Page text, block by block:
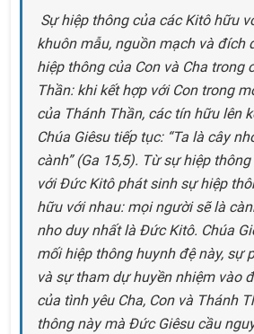
Sự hiệp thông của các Kitô hữu
khuôn mẫu, nguồn mạch và đích
hiệp thông của Con và Cha trong
Thần: khi kết hợp với Con trong
của Thánh Thần, các tín hữu lên
Chúa Giêsu tiếp tục: “Ta là cây
cành” (Ga 15,5). Từ sự hiệp
với Đức Kitô phát sinh sự hiệp
hữu với nhau: mọi người sẽ là
nho duy nhất là Đức Kitô. Chúa
mối hiệp thông huynh đệ này, sự
và sự tham dự huyền nhiệm vào
của tình yêu Cha, Con và Thánh
thông này mà Đức Giêsu cầu